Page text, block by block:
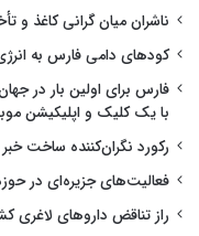
ناشران میان گرانی کاغذ و
کودهای دامی فارس به
فارس برای اولین بار در
با یک کلیک و اپلیکیشن
رکورد نگران‌کننده ساخت
فعالیت‌های جزیره‌ای در
راز تناقض داروهای لاغری